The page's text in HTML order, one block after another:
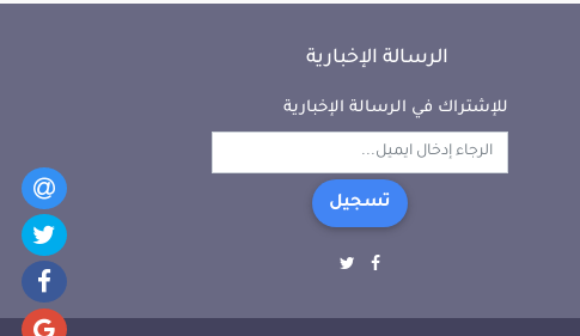
الرسالة الإخبارية
للإشتراك في الرسالة الإخبارية
تسجيل